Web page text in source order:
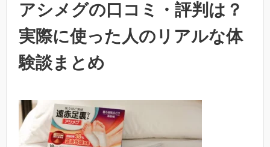
アシメグの口コミ・評判は？
実際に使った人のリアルな体
験談まとめ